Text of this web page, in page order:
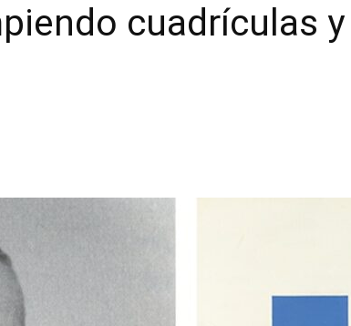
cuadrículas